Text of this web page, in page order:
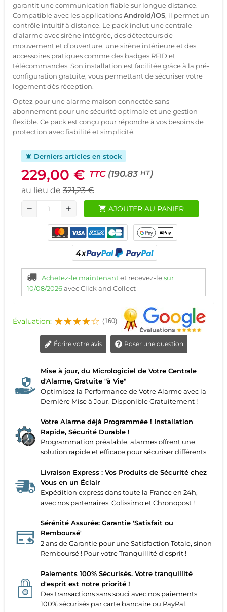
garantit une communication fiable sur longue distance.
Compatible avec les applicationsAndroid/iOS, il permet un
contrôle intuitif à distance. Le pack inclut une centrale
d’alarme avec sirène intégrée, des détecteurs de
mouvement et d’ouverture, une sirène intérieure et des
accessoires pratiques comme des badges RFID et
télécommandes. Son installation est facilitée grâce à la pré-
configuration gratuite, vous permettant de sécuriser votre
logement dès réception.
Optez pour une alarme maison connectée sans
abonnement pour une sécurité optimale et une gestion
flexible. Ce pack est conçu pour répondre à vos besoins de
protection avec fiabilité et simplicité.
notifications_active Derniers articles en stock
229,00 € TTC (190.83 HT)
au lieu de 321,23 €
remove add shopping_cart AJOUTER AU PANIER
Achetez-le maintenantet recevez-lesur
10/08/2026avec Click and Collect
Évaluation: (160)
Écrire votre avis Poser une question
Mise à jour, du Micrologiciel de Votre Centrale
d'Alarme, Gratuite "à Vie"
Optimisez la Performance de Votre Alarme avec la
Dernière Mise à Jour. Disponible Gratuitement !
Votre Alarme déjà Programmée ! Installation
Rapide, Sécurité Durable !
Programmation préalable, alarmes offrent une
solution rapide et efficace pour sécuriser différents
Livraison Express : Vos Produits de Sécurité chez
Vous en un Éclair
Expédition express dans toute la France en 24h,
avec nos partenaires, Colissimo et Chronopost !
Sérénité Assurée: Garantie 'Satisfait ou
Remboursé'
2 ans de Garantie pour une Satisfaction Totale, sinon
Remboursé ! Pour votre Tranquillité d'esprit !
Paiements 100% Sécurisés. Votre tranquillité
d'esprit est notre priorité !
Des transactions sans souci avec nos paiements
100% sécurisés par carte bancaire ou PayPal.